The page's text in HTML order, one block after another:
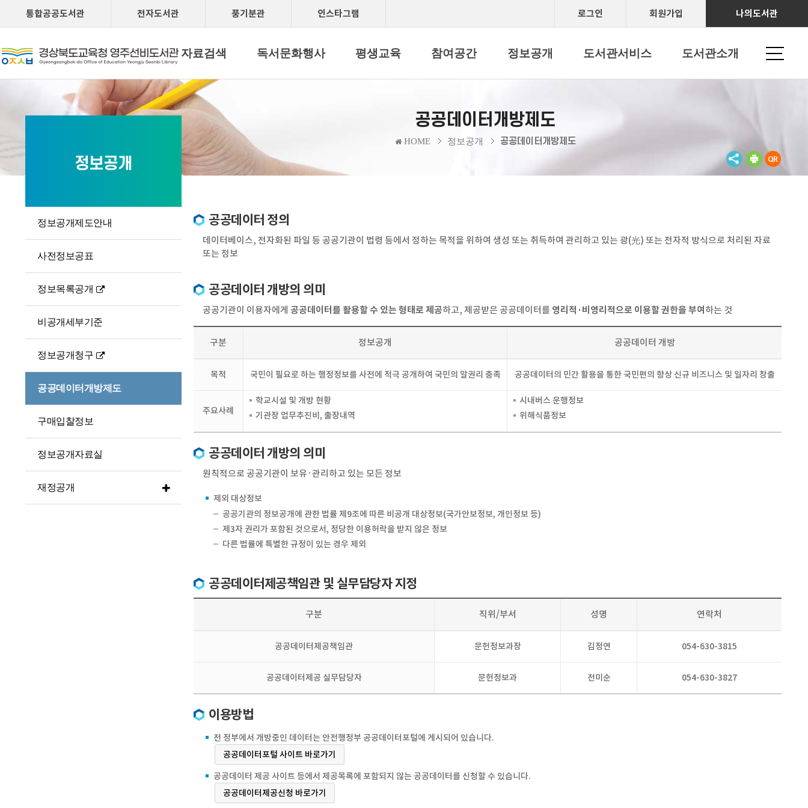
통합공공도서관 전자도서관 풍기분관 인스타그램 로그인 회원가입 나의도서관
자료검색 독서문화행사 평생교육 참여공간 정보공개 도서관서비스 도서관소개
공공데이터개방제도
HOME 정보공개 공공데이터개방제도
정보공개
정보공개제도안내
사전정보공표
정보목록공개
비공개세부기준
정보공개청구
공공데이터개방제도
구매입찰정보
정보공개자료실
재정공개
공공데이터 정의
데이터베이스, 전자화된 파일 등 공공기관이 법령 등에서 정하는 목적을 위하여 생성 또는 취득하여 관리하고 있는 광(光) 또는 전자적 방식으로 처리된 자료
또는 정보
공공데이터 개방의 의미
공공기관이 이용자에게 공공데이터를 활용할 수 있는 형태로 제공하고, 제공받은 공공데이터를 영리적·비영리적으로 이용할 권한을 부여 하는 것
구분 정보공개 공공데이터 개방
목적 국민이 필요로 하는 행정정보를 사전에 적극 공개하여 국민의 알권리 충족 공공데이터의 민간 활용을 통한 국민편의 향상 신규 비즈니스 및 일자리 창출
주요사례
학교시설 및 개방 현황
기관장 업무추진비, 출장내역
시내버스 운행정보
위해식품정보
공공데이터 개방의 의미
원칙적으로 공공기관이 보유·관리하고 있는 모든 정보
제외 대상정보
공공기관의 정보공개에 관한 법률 제9조에 따른 비공개 대상정보(국가안보정보, 개인정보 등)
제3자 권리가 포함된 것으로서, 정당한 이용허락을 받지 않은 정보
다른 법률에 특별한 규정이 있는 경우 제외
공공데이터제공책임관 및 실무담당자 지정
구분 직위/부서 성명 연락처
공공데이터제공책임관 문헌정보과장 김정연 054-630-3815
공공데이터제공 실무담당자 문헌정보과 전미순 054-630-3827
이용방법
전 정부에서 개방중인 데이터는 안전행정부 공공데이터포털에 게시되어 있습니다.
공공데이터포털 사이트 바로가기
공공데이터 제공 사이트 등에서 제공목록에 포함되지 않는 공공데이터를 신청할 수 있습니다.
공공데이터제공신청 바로가기